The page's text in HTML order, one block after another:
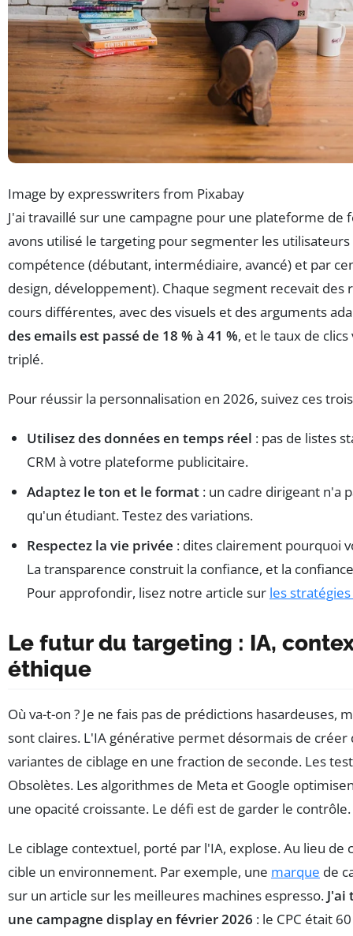
Image by expresswriters from Pixabay
J'ai travaillé sur une campagne pour une plateforme de
avons utilisé le targeting pour segmenter les
compétence (débutant, intermédiaire, avancé) et par
design, développement). Chaque segment recevait des
cours différentes, avec des visuels et des arguments
des emails est passé de 18 % à 41 %, et le taux de
triplé.
Pour réussir la personnalisation en 2026, suivez ces
Utilisez des données en temps réel : pas de listes
CRM à votre plateforme publicitaire.
Adaptez le ton et le format : un cadre dirigeant n'a
qu'un étudiant. Testez des variations.
Respectez la vie privée : dites clairement pourquoi
La transparence construit la confiance, et la
Pour approfondir, lisez notre article sur les
Le futur du targeting : IA,
éthique
Où va-t-on ? Je ne fais pas de prédictions hasardeuses,
sont claires. L'IA générative permet désormais de créer
variantes de ciblage en une fraction de seconde. Les
Obsolètes. Les algorithmes de Meta et Google
une opacité croissante. Le défi est de garder le contrôle.
Le ciblage contextuel, porté par l'IA, explose. Au lieu de
cible un environnement. Par exemple, une marque de
sur un article sur les meilleures machines espresso. J'ai
une campagne display en février 2026 : le CPC était